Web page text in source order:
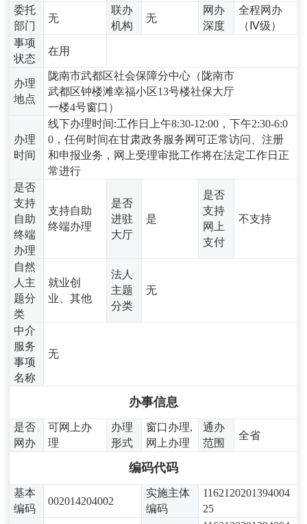
委托
部门
无
联办
机构
无
网办
深度
全程网办
（Ⅳ级）
事项
状态
在用
办理
地点
陇南市武都区社会保障分中心（陇南市
武都区钟楼滩幸福小区13号楼社保大厅
一楼4号窗口）
办理
时间
线下办理时间:工作日上午8:30-12:00，下午2:30-6:0
0，任何时间在甘肃政务服务网可正常访问、注册
和申报业务，网上受理审批工作将在法定工作日正
常进行
是否
支持
自助
终端
办理
支持自助
终端办理
是否
进驻
大厅
是
是否
支持
网上
支付
不支持
自然
人主
题分
类
就业创
业、其他
法人
主题
分类
无
中介
服务
事项
名称
无
办事信息
是否
网办
可网上办
理
办理
形式
窗口办理,
网上办理
通办
范围
全省
编码代码
基本
编码
002014204002
实施主体
编码
1162120201394004
25